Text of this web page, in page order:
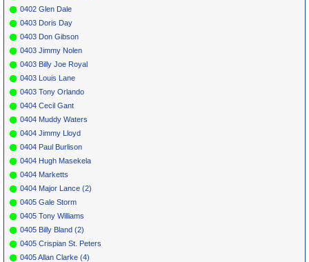
0402 Glen Dale
0403 Doris Day
0403 Don Gibson
0403 Jimmy Nolen
0403 Billy Joe Royal
0403 Louis Lane
0403 Tony Orlando
0404 Cecil Gant
0404 Muddy Waters
0404 Jimmy Lloyd
0404 Paul Burlison
0404 Hugh Masekela
0404 Marketts
0404 Major Lance (2)
0405 Gale Storm
0405 Tony Williams
0405 Billy Bland (2)
0405 Crispian St. Peters
0405 Allan Clarke (4)